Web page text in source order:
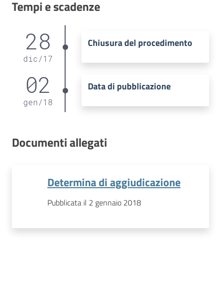
Tempi e scadenze
28
dic /17
Chiusura del procedimento
02
gen/18
Data di pubblicazione
Documenti allegati
Determina di aggiudicazione
Pubblicata il 2 gennaio 2018